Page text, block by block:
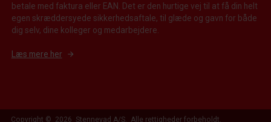
betale med faktura eller EAN. Det er den hurtige vej til at få din helt
egen skræddersyede sikkerhedsaftale, til glæde og gavn for både
dig selv, dine kolleger og medarbejdere.
Læs mere her
Copyright © 2026 Stennevad A/S. Alle rettigheder forbeholdt.